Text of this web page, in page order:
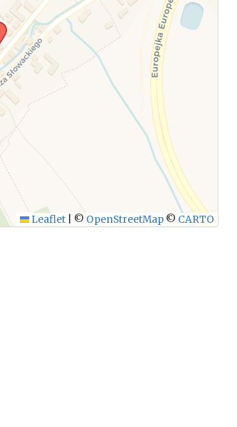
Leaflet © OpenStreetMap © CARTO